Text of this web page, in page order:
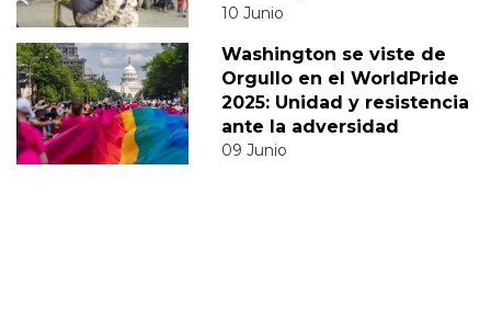
10 Junio
Washington se viste de
Orgullo en el WorldPride
2025: Unidad y resistencia
ante la adversidad
09 Junio